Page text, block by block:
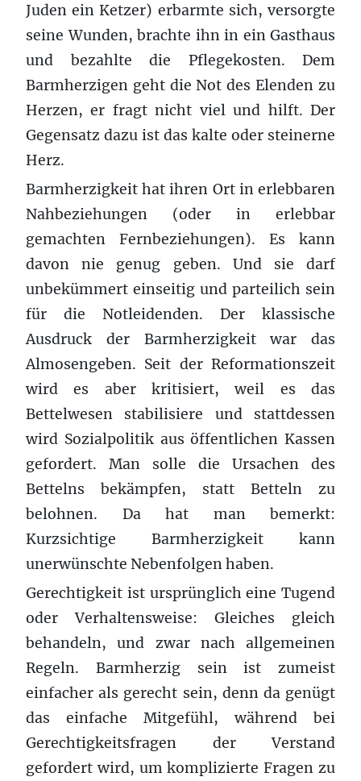
Juden ein Ketzer) erbarmte sich, versorgte
seine Wunden, brachte ihn in ein Gasthaus
und bezahlte die Pflegekosten. Dem
Barmherzigen geht die Not des Elenden zu
Herzen, er fragt nicht viel und hilft. Der
Gegensatz dazu ist das kalte oder steinerne
Herz.
Barmherzigkeit hat ihren Ort in erlebbaren
Nahbeziehungen (oder in erlebbar
gemachten Fernbeziehungen). Es kann
davon nie genug geben. Und sie darf
unbekümmert einseitig und parteilich sein
für die Notleidenden. Der klassische
Ausdruck der Barmherzigkeit war das
Almosengeben. Seit der Reformationszeit
wird es aber kritisiert, weil es das
Bettelwesen stabilisiere und stattdessen
wird Sozialpolitik aus öffentlichen Kassen
gefordert. Man solle die Ursachen des
Bettelns bekämpfen, statt Betteln zu
belohnen. Da hat man bemerkt:
Kurzsichtige Barmherzigkeit kann
unerwünschte Nebenfolgen haben.
Gerechtigkeit ist ursprünglich eine Tugend
oder Verhaltensweise: Gleiches gleich
behandeln, und zwar nach allgemeinen
Regeln. Barmherzig sein ist zumeist
einfacher als gerecht sein, denn da genügt
das einfache Mitgefühl, während bei
Gerechtigkeitsfragen der Verstand
gefordert wird, um komplizierte Fragen zu